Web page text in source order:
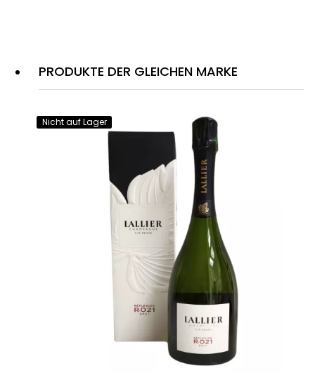
PRODUKTE DER GLEICHEN MARKE
Nicht auf Lager